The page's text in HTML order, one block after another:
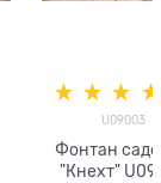
U09003
Фонтан
"Кнехт"